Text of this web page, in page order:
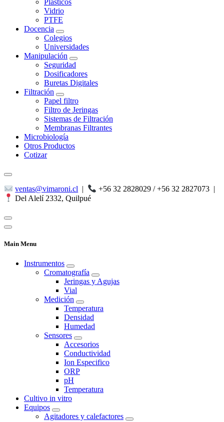
Vidrio
PTFE
Docencia
Colegios
Universidades
Manipulación
Seguridad
Dosificadores
Buretas Digitales
Filtración
Papel filtro
Filtro de Jeringas
Sistemas de Filtración
Membranas Filtrantes
Microbiología
Otros Productos
Cotizar
ventas@vimaroni.cl | +56 32 2828029 / +56 32 2827073 |
Del Alelí 2332, Quilpué
Main Menu
Instrumentos
Cromatografía
Jeringas y Agujas
Vial
Medición
Temperatura
Densidad
Humedad
Sensores
Accesorios
Conductividad
Ion Especifico
ORP
pH
Temperatura
Cultivo in vitro
Equipos
Agitadores y calefactores